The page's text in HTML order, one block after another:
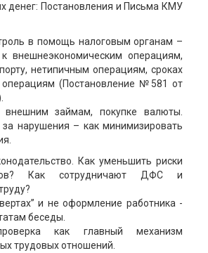
денег: Постановления и Письма КМУ
в помощь налоговым органам –
внешнеэкономическим операциям,
нетипичным операциям, сроках
(Постановление №581 от
внешним займам, покупке валюты.
за нарушения – как минимизировать
Как уменьшить риски
Как сотрудничают ДФС и
и не оформление работника -
беседы.
как главный механизм
трудовых отношений.